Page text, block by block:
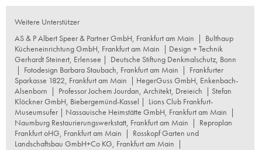
Weitere Unterstützer
AS & P Albert Speer & Partner GmbH, Frankfurt am Main | Bulthaup
Kücheneinrichtung GmbH, Frankfurt am Main | Design + Technik
Gerhardt Steinert, Erlensee | Deutsche Stiftung Denkmalschutz, Bonn
| Fotodesign Barbara Staubach, Frankfurt am Main | Frankfurter
Sparkasse 1822, Frankfurt am Main | HegerGuss GmbH, Enkenbach-
Alsenborn | Professor Jochem Jourdan, Architekt, Dreieich | Stefan
Klöckner GmbH, Biebergemünd-Kassel | Lions Club Frankfurt-
Museumsufer | Nassauische Heimstätte GmbH, Frankfurt am Main |
Naumburg Restaurierungswerkstatt, Frankfurt am Main | Reproplan
Frankfurt oHG, Frankfurt am Main | Rosskopf Garten und
Landschaftsbau GmbH+Co KG, Frankfurt am Main |